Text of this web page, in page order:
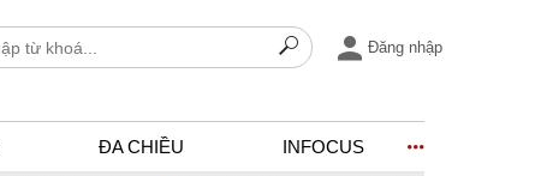
Đăng nhập
ĐA CHIỀU INFOCUS